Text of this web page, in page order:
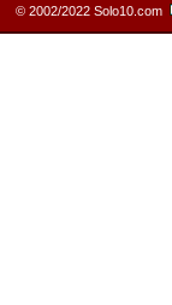
© 2002/2022 Solo10.com